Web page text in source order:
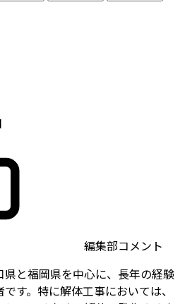
編集部コメント
と福岡県を中心に、長年の経験
す。特に解体工事においては、